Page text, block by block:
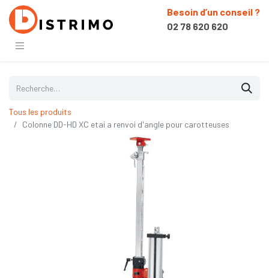
Besoin d’un conseil ?
02 78 620 620
Tous les produits
Colonne DD-HD XC etai a renvoi d'angle pour carotteuses